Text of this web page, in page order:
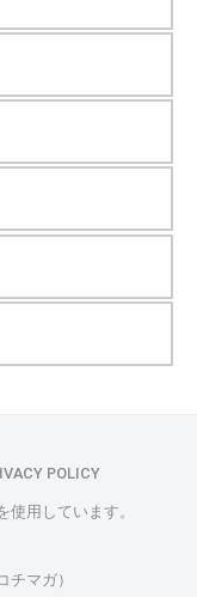
POLICY
用しています。
チマガ）